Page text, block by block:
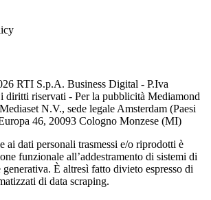
RTI S.p.A. Business Digital - P.Iva
diritti riservati - Per la pubblicità Mediamond
N.V., sede legale Amsterdam (Paesi
46, 20093 Cologno Monzese (MI)
ai dati personali trasmessi e/o riprodotti è
funzionale all’addestramento di sistemi di
È altresì fatto divieto espresso di
di data scraping.